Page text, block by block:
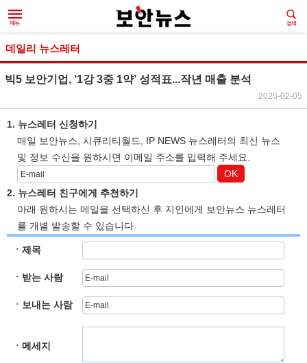
데일리 뉴스레터
빅5 보안기업, ‘1강 3중 1약’ 성적표...작년 매출 분석
2025-02-05
1. 뉴스레터 신청하기
매일 보안뉴스, 시큐리티월드, IP NEWS 뉴스레터의 최신 뉴스
및 정보 수신을 원하시면 이메일 주소를 입력해 주세요.
OK
2. 뉴스레터 친구에게 추천하기
아래 원하시는 메일을 선택하신 후 지인에게 보안뉴스 뉴스레터
를 개별 발송할 수 있습니다.
ㆍ제목
ㆍ받는 사람
ㆍ보내는 사람
ㆍ메세지